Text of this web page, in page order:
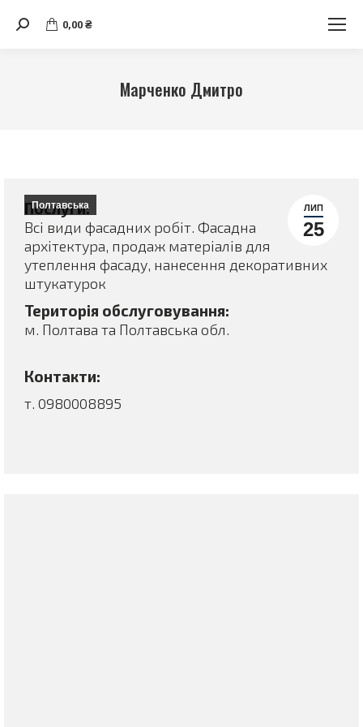
Search: 0,00 ₴
Марченко Дмитро
ЛИП
25
Полтавська
Послуги:
Всі види фасадних робіт. Фасадна
архітектура, продаж матеріалів для
утеплення фасаду, нанесення декоративних
штукатурок
Територія обслуговування:
м. Полтава та Полтавська обл.
Контакти:
т. 0980008895